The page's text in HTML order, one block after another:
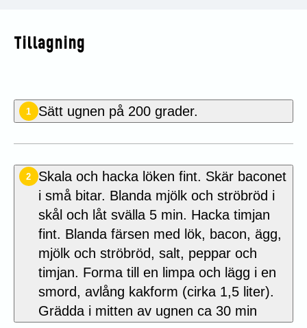
Tillagning
1 Sätt ugnen på 200 grader.
2
Skala och hacka löken fint. Skär baconet
i små bitar. Blanda mjölk och ströbröd i
skål och låt svälla 5 min. Hacka timjan
fint. Blanda färsen med lök, bacon, ägg,
mjölk och ströbröd, salt, peppar och
timjan. Forma till en limpa och lägg i en
smord, avlång kakform (cirka 1,5 liter).
Grädda i mitten av ugnen ca 30 min